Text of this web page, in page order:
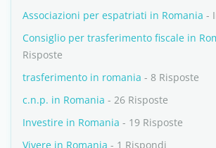
Associazioni per espatriati in Romania -
Consiglio per trasferimento fiscale in
Risposte
trasferimento in romania - 8 Risposte
c.n.p. in Romania - 26 Risposte
Investire in Romania - 19 Risposte
Vivere in Romania - 1 Rispondi